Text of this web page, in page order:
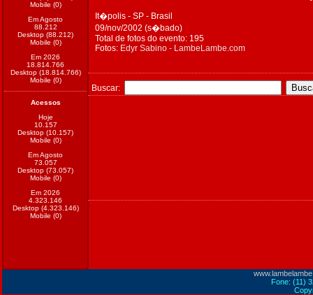
Mobile (0)
Em Agosto
88.212
Desktop (88.212)
Mobile (0)
Em 2026
18.814.766
Desktop (18.814.766)
Mobile (0)
Acessos
Hoje
10.157
Desktop (10.157)
Mobile (0)
Em Agosto
73.057
Desktop (73.057)
Mobile (0)
Em 2026
4.323.146
Desktop (4.323.146)
Mobile (0)
It�polis - SP - Brasil
09/nov/2002 (s�bado)
Total de fotos do evento: 195
Fotos: Edyr Sabino - LambeLambe.com
Buscar:
Fone: (11)